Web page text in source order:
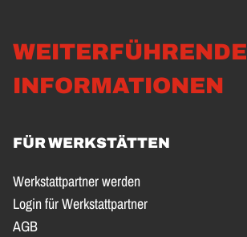
WEITERFÜHRENDE
INFORMATIONEN
FÜR WERKSTÄTTEN
Werkstattpartner werden
Login für Werkstattpartner
AGB